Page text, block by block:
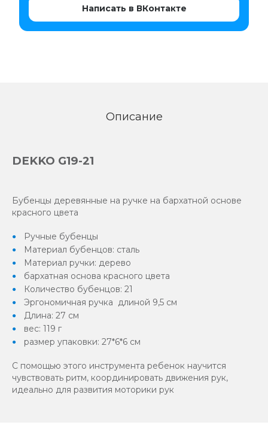
Написать в ВКонтакте
Описание
DEKKO G19-21
Бубенцы деревянные на ручке на бархатной основе
красного цвета
Ручные бубенцы
Материал бубенцов: сталь
Материал ручки: дерево
бархатная основа красного цвета
Количество бубенцов: 21
Эргономичная ручка длиной 9,5 см
Длина: 27 см
вес: 119 г
размер упаковки: 27*6*6 см
С помощью этого инструмента ребенок научится
чувствовать ритм, координировать движения рук,
идеально для развития моторики рук